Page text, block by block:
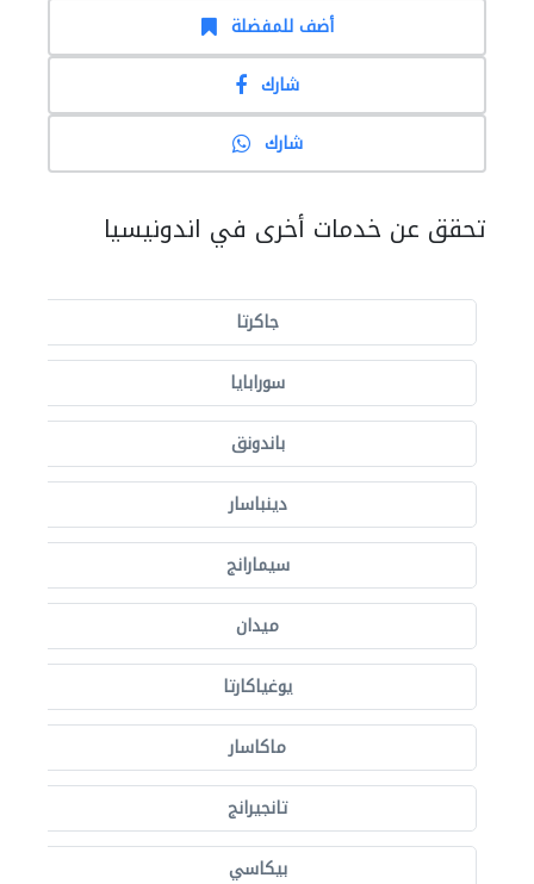
أضف للمفضلة
شارك
شارك
تحقق عن خدمات أخرى في اندونيسيا
جاكرتا
سورابايا
باندونق
دينباسار
سيمارانج
ميدان
يوغياكارتا
ماكاسار
تانجيرانج
بيكاسي